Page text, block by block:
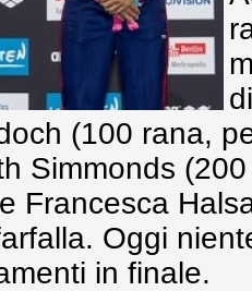
(100 rana,
Simmonds
Francesca
Oggi
in finale.